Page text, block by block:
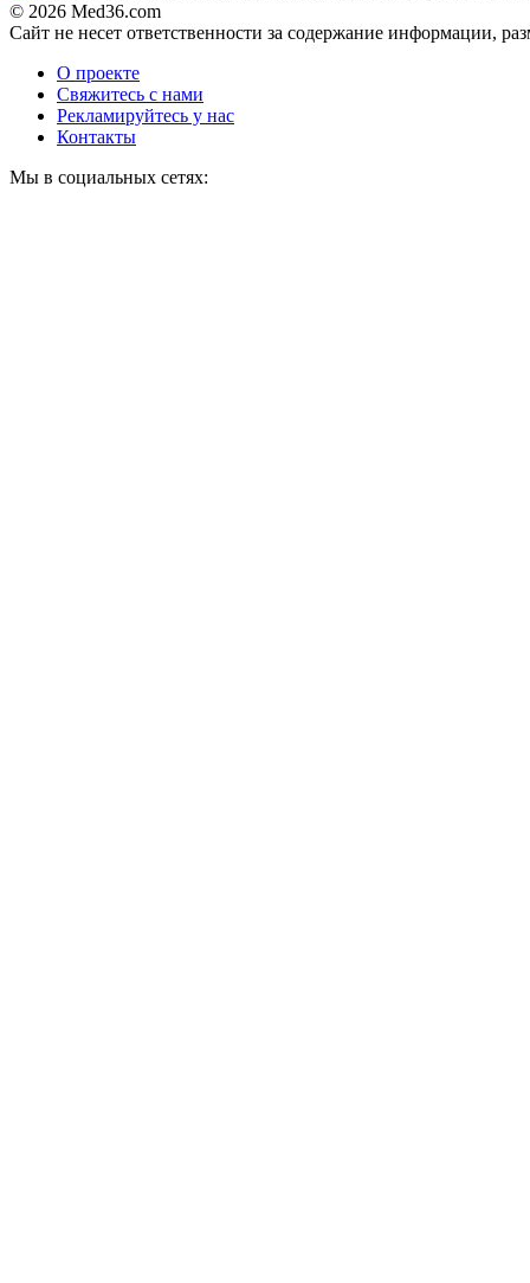
© 2026 Med36.com
Сайт не несет ответственности за содержание информации,
О проекте
Свяжитесь с нами
Рекламируйтесь у нас
Контакты
Мы в социальных сетях: